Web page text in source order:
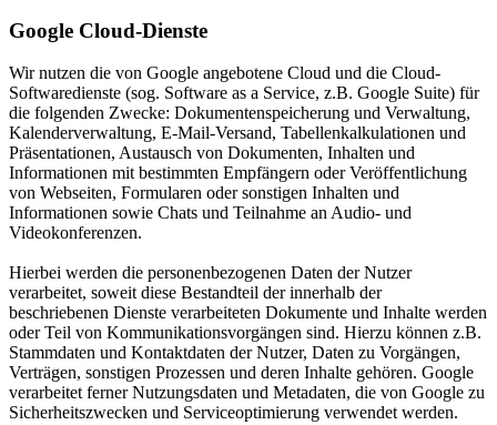
Google Cloud-Dienste
Wir nutzen die von Google angebotene Cloud und die Cloud-
Softwaredienste (sog. Software as a Service, z.B. Google Suite) für
die folgenden Zwecke: Dokumentenspeicherung und Verwaltung,
Kalenderverwaltung, E-Mail-Versand, Tabellenkalkulationen und
Präsentationen, Austausch von Dokumenten, Inhalten und
Informationen mit bestimmten Empfängern oder Veröffentlichung
von Webseiten, Formularen oder sonstigen Inhalten und
Informationen sowie Chats und Teilnahme an Audio- und
Videokonferenzen.
Hierbei werden die personenbezogenen Daten der Nutzer
verarbeitet, soweit diese Bestandteil der innerhalb der
beschriebenen Dienste verarbeiteten Dokumente und Inhalte werden
oder Teil von Kommunikationsvorgängen sind. Hierzu können z.B.
Stammdaten und Kontaktdaten der Nutzer, Daten zu Vorgängen,
Verträgen, sonstigen Prozessen und deren Inhalte gehören. Google
verarbeitet ferner Nutzungsdaten und Metadaten, die von Google zu
Sicherheitszwecken und Serviceoptimierung verwendet werden.